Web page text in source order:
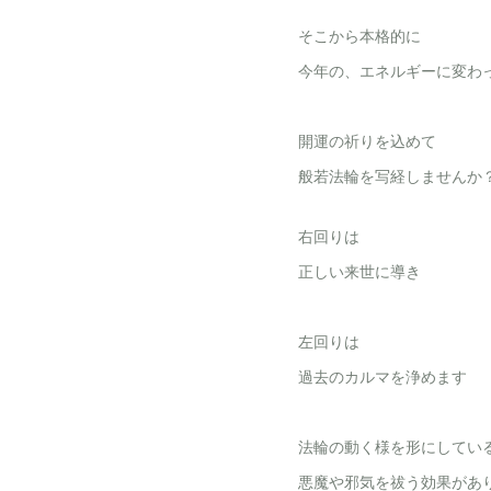
そこから本格的に
今年の、エネルギーに変わ
開運の祈りを込めて
般若法輪を写経しませんか
右回りは
正しい来世に導き
左回りは
過去のカルマを浄めます
法輪の動く様を形にしてい
悪魔や邪気を祓う効果があ